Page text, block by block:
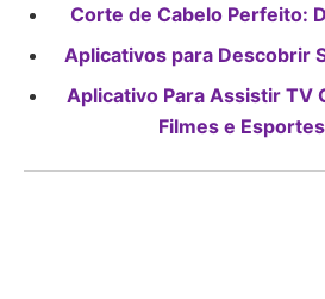
Corte de Cabelo Perfeito:
Aplicativos para Descobrir
Aplicativo Para Assistir TV
Filmes e